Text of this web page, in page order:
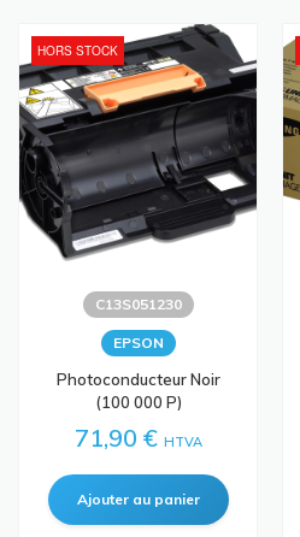
HORS STOCK
C13S051230
EPSON
Photoconducteur Noir
(100 000 P)
71,90 € HTVA